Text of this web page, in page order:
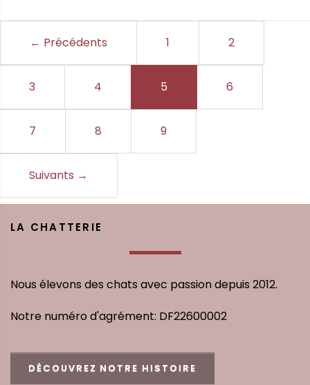
← Précédents 1 2
3 4 5 6
7 8 9
Suivants →
LA CHATTERIE
Nous élevons des chats avec passion depuis 2012.
Notre numéro d'agrément: DF22600002
DÉCOUVREZ NOTRE HISTOIRE